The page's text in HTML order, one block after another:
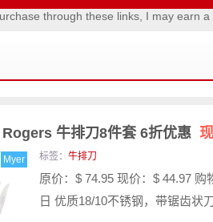
through these links, I may earn
牛排刀8件套 6折优惠
Myer 标签： 牛排刀
原价：$ 74.95 现价：$ 44.97
日 优质18/10不锈钢，带锯齿状